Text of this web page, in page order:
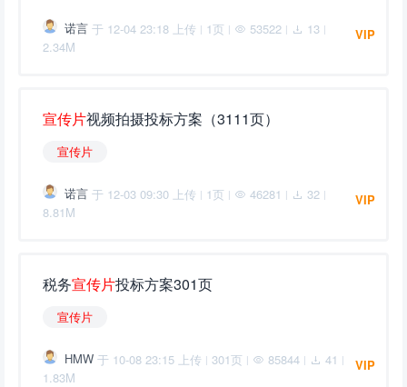
诺言 于 12-04 23:18 上传 | 1页 | 53522 | 13 |
2.34M
VIP
宣传片视频拍摄投标方案（3111页）
宣传片
诺言 于 12-03 09:30 上传 | 1页 | 46281 | 32 |
8.81M
VIP
税务宣传片投标方案301页
宣传片
HMW 于 10-08 23:15 上传 | 301页 | 85844 | 41 |
1.83M
VIP